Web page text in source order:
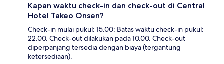
Kapan waktu check-in dan check-out di Central
Hotel Takeo Onsen?
Check-in mulai pukul: 15.00; Batas waktu check-in pukul:
22.00. Check-out dilakukan pada 10.00. Check-out
diperpanjang tersedia dengan biaya (tergantung
ketersediaan).